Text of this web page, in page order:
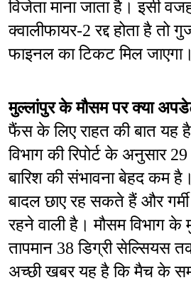
विजेता माना जाता है। इसी
क्वालीफायर-2 रद्द होता है तो
फाइनल का टिकट मिल जाएगा।
मुल्लांपुर के मौसम पर क्या
फैंस के लिए राहत की बात यह
विभाग की रिपोर्ट के अनुसार
बारिश की संभावना बेहद कम
बादल छाए रह सकते हैं और गर्मी
रहने वाली है। मौसम विभाग
तापमान 38 डिग्री सेल्सियस
अच्छी खबर यह है कि मैच के